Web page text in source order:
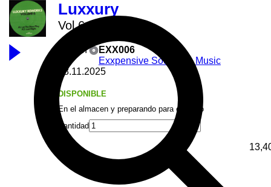
Luxxury
Vol 6
12inch
EXX006
Exxpensive Sounding Music
28.11.2025
DISPONIBLE
En el almacen y preparando para el envío
Cantidad